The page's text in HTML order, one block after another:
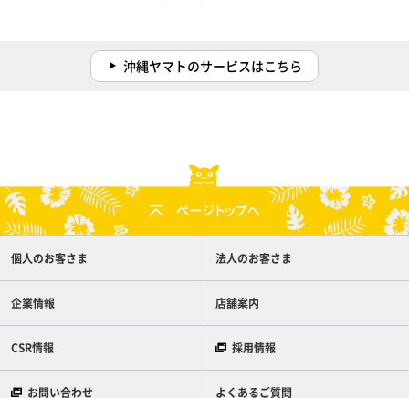
沖縄ヤマトのサービスはこちら
個人のお客さま 法人のお客さま
企業情報 店舗案内
CSR情報 採用情報
お問い合わせ よくあるご質問